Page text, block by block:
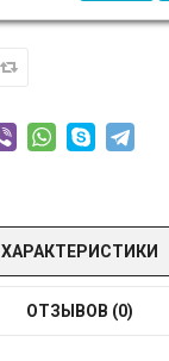
ХАРАКТЕРИСТИКИ
ОТЗЫВОВ (0)